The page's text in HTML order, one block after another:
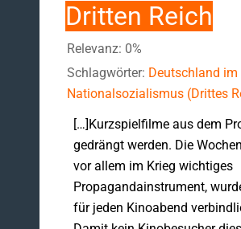
Dritten Reich
Relevanz: 0%
Schlagwörter: Deutschland im
Nationalsozialismus (Drittes
[…]Kurzspielfilme aus dem
gedrängt werden. Die
vor allem im Krieg wichtiges
Propagandainstrument,
für jeden Kinoabend